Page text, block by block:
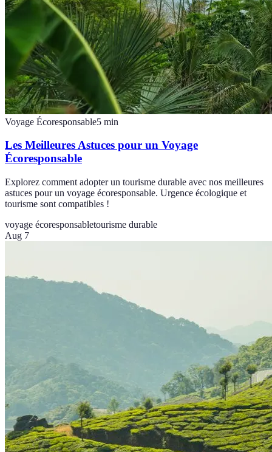
Voyage Écoresponsable5 min
Les Meilleures Astuces pour un Voyage
Écoresponsable
Explorez comment adopter un tourisme durable avec nos meilleures
astuces pour un voyage écoresponsable. Urgence écologique et
tourisme sont compatibles !
voyage écoresponsabletourisme durable
Aug 7